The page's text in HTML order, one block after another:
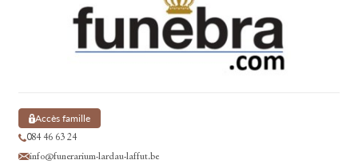
Accès famille
084 46 63 24
info@funerarium-lardau-laffut.be